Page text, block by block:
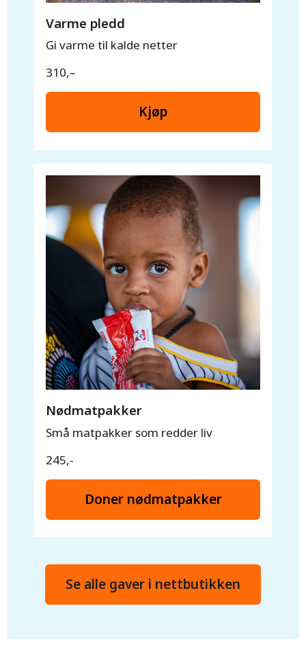
Enpåskegave
som betyr alt
Fyll påskeegget med meningsfulle
gaver fra UNICEF.
Varme pledd
Gi varme til kalde netter
310,–
Kjøp
Nødmatpakker
Små matpakker som redder liv
245,-
Doner nødmatpakker
Se alle gaver i nettbutikken